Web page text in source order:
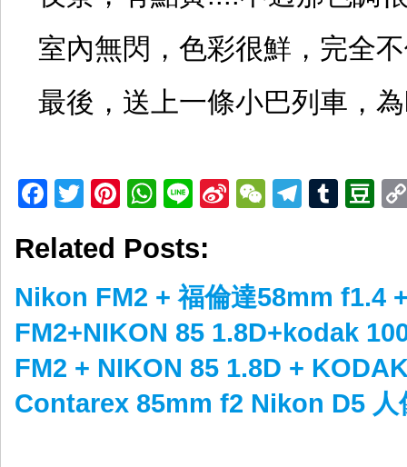
室內無閃，色彩很鮮，完全
最後，送上一條小巴列車，
Facebook
TwitterPinterest
WhatsApp
LineSinaWeChat
Related Posts:
Nikon FM2 + 福倫達58mm f1.4
FM2+NIKON 85 1.8D+kodak
FM2 + NIKON 85 1.8D +
Contarex 85mm f2 Nikon D5 人